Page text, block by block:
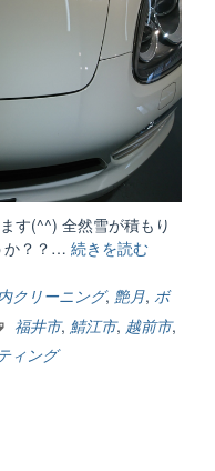
す(^^) 全然雪が積もり
か？？… 続きを読む
シ
ェ
カ
クリーニング, 艶月, ボ
福井市, 鯖江市, 越前市,
ィング